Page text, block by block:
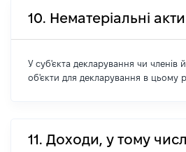
10. Нематеріальні
У суб'єкта декларування чи членів
об'єкти для декларування в цьому
11. Доходи, у тому